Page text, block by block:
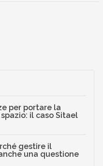
per portare la
il caso Sitael
gestire il
una questione